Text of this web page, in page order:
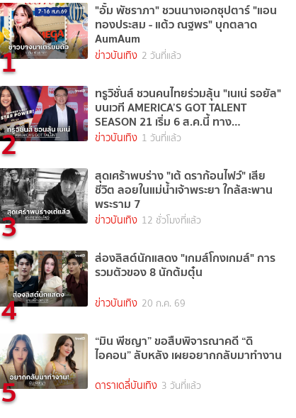
1
"อั้ม พัชราภา" ชวนนางเอกซุปตาร์ "แอน
ทองประสม - แต้ว ณฐพร" บุกตลาด
AumAum
ข่าวบันเทิง 2 วันที่แล้ว
2
ทรูวิชั่นส์ ชวนคนไทยร่วมลุ้น "เนเน่ รอยัล"
บนเวที AMERICA’S GOT TALENT
SEASON 21 เริ่ม 6 ส.ค.นี้ ทาง
TrueVisions NOW
ข่าวบันเทิง 1 วันที่แล้ว
3
สุดเศร้าพบร่าง "เต้ ดราก้อนไฟว์" เสีย
ชีวิต ลอยในแม่น้ำเจ้าพระยา ใกล้สะพาน
พระราม 7
ข่าวบันเทิง 12 ชั่วโมงที่แล้ว
4
ส่องลิสต์นักแสดง "เกมส์โกงเกมส์" การ
รวมตัวของ 8 นักต้มตุ๋น
ข่าวบันเทิง 20 ก.ค. 69
5
“มิน พีชญา” ขอสืบพิจารณาคดี “ดิ
ไอคอน” ลับหลัง เผยอยากกลับมาทำงาน
ดาราเดลี่บันเทิง 3 วันที่แล้ว